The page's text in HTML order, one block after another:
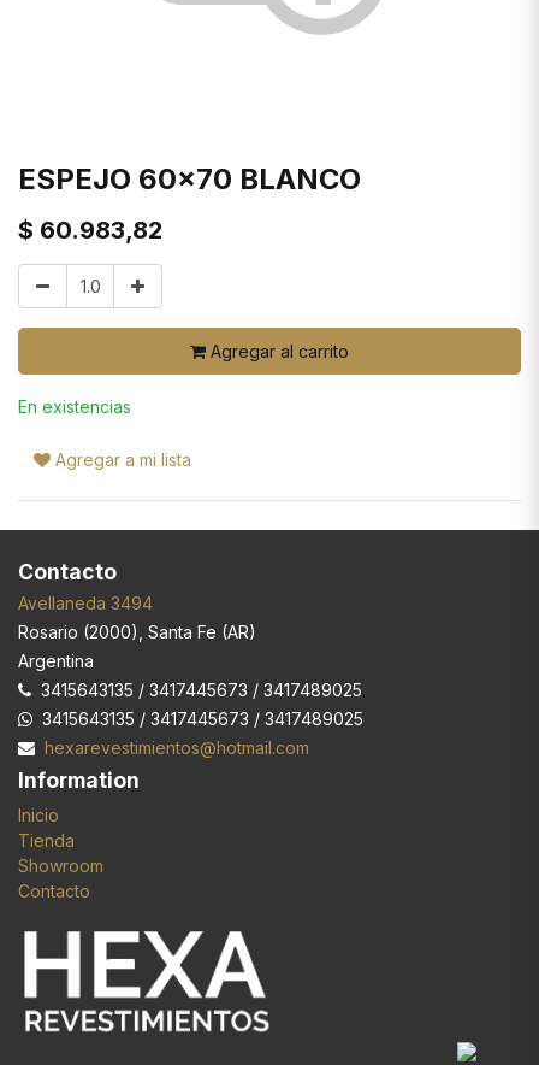
ESPEJO 60x70 BLANCO
$ 60.983,82
Agregar al carrito
En existencias
Agregar a mi lista
Contacto
Avellaneda 3494
Rosario (2000), Santa Fe (AR)
Argentina
3415643135 / 3417445673 / 3417489025
3415643135 / 3417445673 / 3417489025
hexarevestimientos@hotmail.com
Information
Inicio
Tienda
Showroom
Contacto